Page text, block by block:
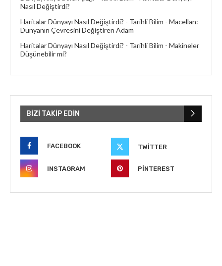
Nasıl Değiştirdi?
Haritalar Dünyayı Nasıl Değiştirdi? - Tarihli Bilim - Macellan:
Dünyanın Çevresini Değiştiren Adam
Haritalar Dünyayı Nasıl Değiştirdi? - Tarihli Bilim - Makineler
Düşünebilir mi?
BIZI TAKIP EDIN
FACEBOOK TWITTER
INSTAGRAM PINTEREST